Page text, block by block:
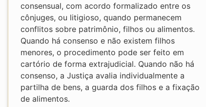
consensual, com acordo formalizado entre os
cônjuges, ou litigioso, quando permanecem
conflitos sobre patrimônio, filhos ou alimentos.
Quando há consenso e não existem filhos
menores, o procedimento pode ser feito em
cartório de forma extrajudicial. Quando não há
consenso, a Justiça avalia individualmente a
partilha de bens, a guarda dos filhos e a fixação
de alimentos.